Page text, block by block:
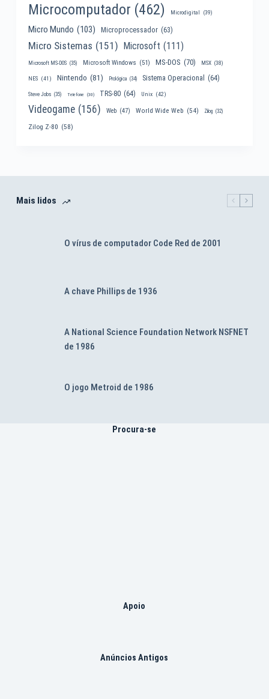
Microcomputador (462) Microdigital (39)
Micro Mundo (103) Microprocessador (63)
Micro Sistemas (151) Microsoft (111)
Microsoft MS-DOS (35) Microsoft Windows (51) MS-DOS (70) MSX (38)
NES (41) Nintendo (81) Prológica (34) Sistema Operacional (64)
Steve Jobs (35) Telefone (30) TRS-80 (64) Unix (42)
Videogame (156) Web (47) World Wide Web (54) Zilog (32)
Zilog Z-80 (58)
Mais lidos
O vírus de computador Code Red de 2001
A chave Phillips de 1936
A National Science Foundation Network NSFNET
de 1986
O jogo Metroid de 1986
Procura-se
Apoio
Anúncios Antigos